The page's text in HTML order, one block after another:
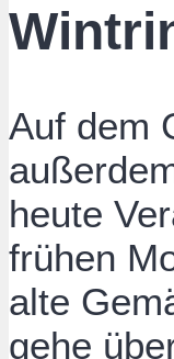
Auf dem
heute
frühen
alte
gehe